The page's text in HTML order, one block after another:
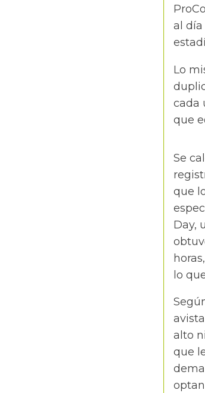
al día
Lo
cada
que
Se
que
Day,
lo
alto
que